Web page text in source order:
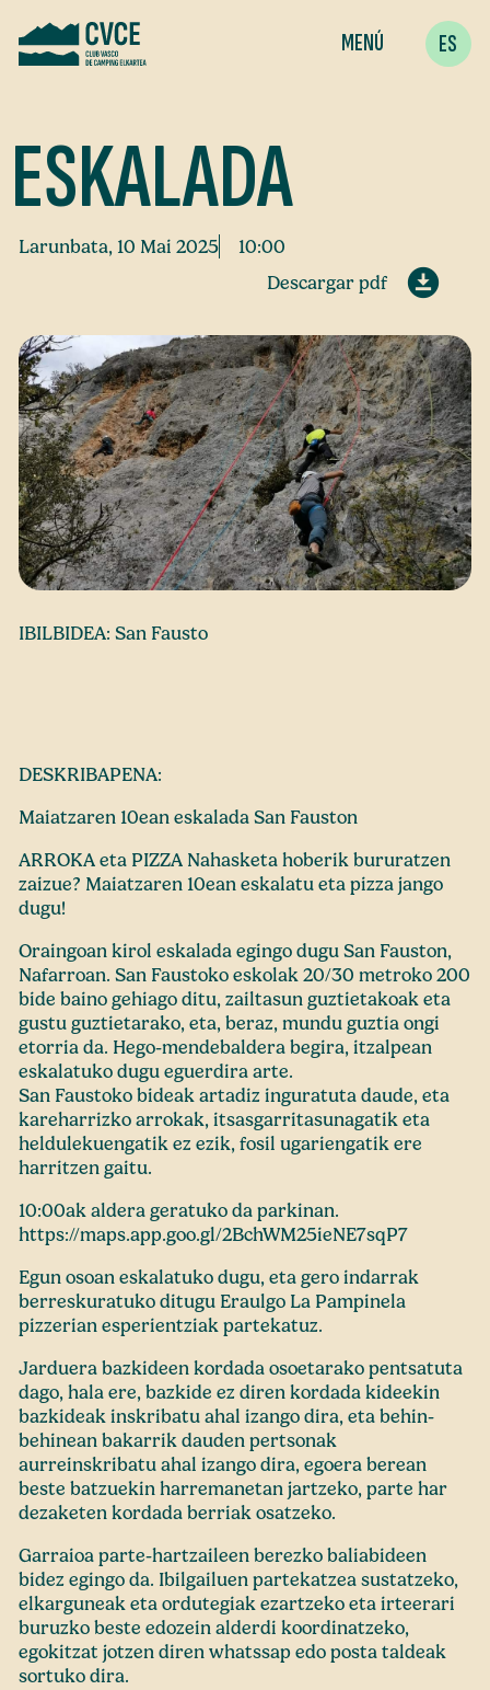
MENÚ ES
ESKALADA
Larunbata, 10 Mai 2025
10:00
Descargar pdf
IBILBIDEA: San Fausto
DESKRIBAPENA:
Maiatzaren 10ean eskalada San Fauston
ARROKA eta PIZZA Nahasketa hoberik bururatzen
zaizue? Maiatzaren 10ean eskalatu eta pizza jango
dugu!
Oraingoan kirol eskalada egingo dugu San Fauston,
Nafarroan. San Faustoko eskolak 20/30 metroko 200
bide baino gehiago ditu, zailtasun guztietakoak eta
gustu guztietarako, eta, beraz, mundu guztia ongi
etorria da. Hego-mendebaldera begira, itzalpean
eskalatuko dugu eguerdira arte.
San Faustoko bideak artadiz inguratuta daude, eta
kareharrizko arrokak, itsasgarritasunagatik eta
heldulekuengatik ez ezik, fosil ugariengatik ere
harritzen gaitu.
10:00ak aldera geratuko da parkinan.
https://maps.app.goo.gl/2BchWM25ieNE7sqP7
Egun osoan eskalatuko dugu, eta gero indarrak
berreskuratuko ditugu Eraulgo La Pampinela
pizzerian esperientziak partekatuz.
Jarduera bazkideen kordada osoetarako pentsatuta
dago, hala ere, bazkide ez diren kordada kideekin
bazkideak inskribatu ahal izango dira, eta behin-
behinean bakarrik dauden pertsonak
aurreinskribatu ahal izango dira, egoera berean
beste batzuekin harremanetan jartzeko, parte har
dezaketen kordada berriak osatzeko.
Garraioa parte-hartzaileen berezko baliabideen
bidez egingo da. Ibilgailuen partekatzea sustatzeko,
elkarguneak eta ordutegiak ezartzeko eta irteerari
buruzko beste edozein alderdi koordinatzeko,
egokitzat jotzen diren whatssap edo posta taldeak
sortuko dira.